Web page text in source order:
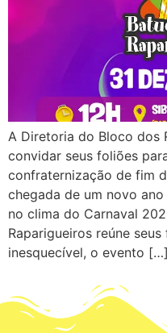
A Diretoria do Bloco dos
convidar seus foliões
confraternização de fim
chegada de um novo
no clima do Carnaval
Raparigueiros reúne
inesquecível, o evento […]